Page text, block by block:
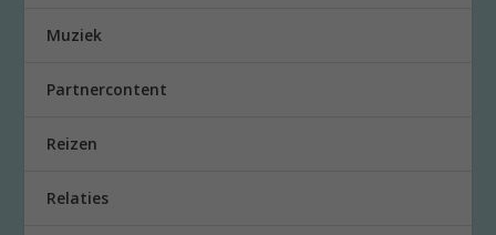
Muziek
Partnercontent
Reizen
Relaties